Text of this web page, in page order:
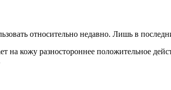
относительно недавно. Лишь в
на кожу разностороннее положительное